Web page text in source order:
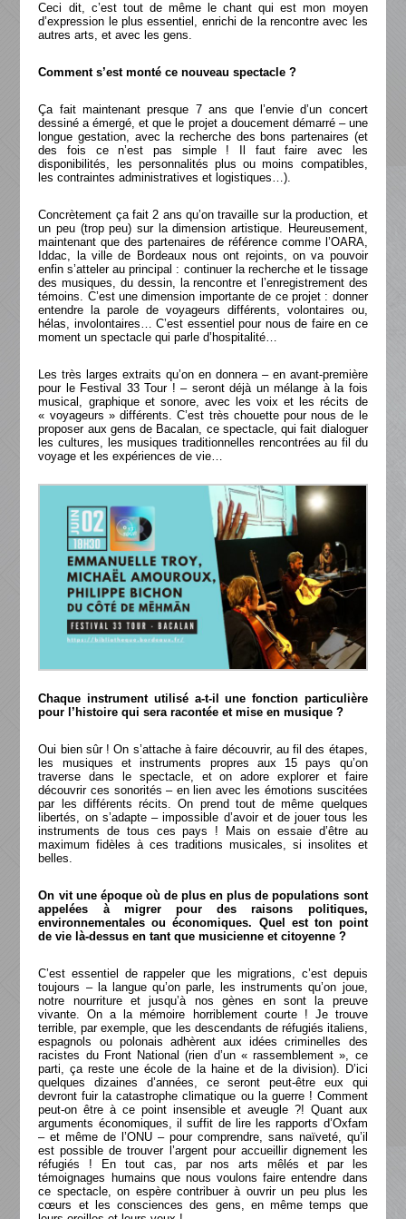
Ceci dit, c’est tout de même le chant qui est mon moyen
d’expression le plus essentiel, enrichi de la rencontre avec les
autres arts, et avec les gens.
Comment s’est monté ce nouveau spectacle ?
Ça fait maintenant presque 7 ans que l’envie d’un concert
dessiné a émergé, et que le projet a doucement démarré – une
longue gestation, avec la recherche des bons partenaires (et
des fois ce n’est pas simple ! Il faut faire avec les
disponibilités, les personnalités plus ou moins compatibles,
les contraintes administratives et logistiques…).
Concrètement ça fait 2 ans qu’on travaille sur la production, et
un peu (trop peu) sur la dimension artistique. Heureusement,
maintenant que des partenaires de référence comme l’OARA,
Iddac, la ville de Bordeaux nous ont rejoints, on va pouvoir
enfin s’atteler au principal : continuer la recherche et le tissage
des musiques, du dessin, la rencontre et l’enregistrement des
témoins. C’est une dimension importante de ce projet : donner
entendre la parole de voyageurs différents, volontaires ou,
hélas, involontaires… C’est essentiel pour nous de faire en ce
moment un spectacle qui parle d’hospitalité…
Les très larges extraits qu’on en donnera – en avant-première
pour le Festival 33 Tour ! – seront déjà un mélange à la fois
musical, graphique et sonore, avec les voix et les récits de
« voyageurs » différents. C’est très chouette pour nous de le
proposer aux gens de Bacalan, ce spectacle, qui fait dialoguer
les cultures, les musiques traditionnelles rencontrées au fil du
voyage et les expériences de vie…
Chaque instrument utilisé a-t-il une fonction particulière
pour l’histoire qui sera racontée et mise en musique ?
Oui bien sûr ! On s’attache à faire découvrir, au fil des étapes,
les musiques et instruments propres aux 15 pays qu’on
traverse dans le spectacle, et on adore explorer et faire
découvrir ces sonorités – en lien avec les émotions suscitées
par les différents récits. On prend tout de même quelques
libertés, on s’adapte – impossible d’avoir et de jouer tous les
instruments de tous ces pays ! Mais on essaie d’être au
maximum fidèles à ces traditions musicales, si insolites et
belles.
On vit une époque où de plus en plus de populations sont
appelées à migrer pour des raisons politiques,
environnementales ou économiques. Quel est ton point
de vie là-dessus en tant que musicienne et citoyenne ?
C’est essentiel de rappeler que les migrations, c’est depuis
toujours – la langue qu’on parle, les instruments qu’on joue,
notre nourriture et jusqu’à nos gènes en sont la preuve
vivante. On a la mémoire horriblement courte ! Je trouve
terrible, par exemple, que les descendants de réfugiés italiens,
espagnols ou polonais adhèrent aux idées criminelles des
racistes du Front National (rien d’un « rassemblement », ce
parti, ça reste une école de la haine et de la division). D’ici
quelques dizaines d’années, ce seront peut-être eux qui
devront fuir la catastrophe climatique ou la guerre ! Comment
peut-on être à ce point insensible et aveugle ?! Quant aux
arguments économiques, il suffit de lire les rapports d’Oxfam
– et même de l’ONU – pour comprendre, sans naïveté, qu’il
est possible de trouver l’argent pour accueillir dignement les
réfugiés ! En tout cas, par nos arts mêlés et par les
témoignages humains que nous voulons faire entendre dans
ce spectacle, on espère contribuer à ouvrir un peu plus les
cœurs et les consciences des gens, en même temps que